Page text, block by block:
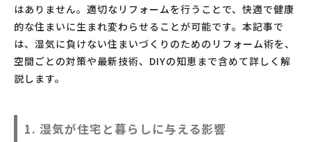
はありません。適切なリフォームを行うことで、快適で健康
的な住まいに生まれ変わらせることが可能です。本記事で
は、湿気に負けない住まいづくりのためのリフォーム術を、
空間ごとの対策や最新技術、DIYの知恵まで含めて詳しく解
説します。
1. 湿気が住宅と暮らしに与える影響